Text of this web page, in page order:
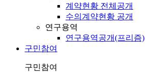
계약현황 전체공개
수의계약현황 공개
연구용역
연구용역공개(프리즘)
구민참여
구민참여